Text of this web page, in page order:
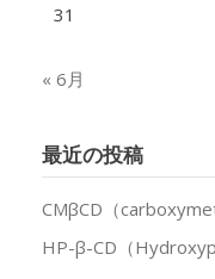
31
« 6月
最近の投稿
CMβCD（
HP-β-CD（